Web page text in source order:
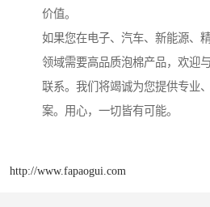
价值。
如果您在电子、汽车、新能源、
领域需要高品质泡棉产品，欢迎
联系。我们将竭诚为您提供专业
案。用心，一切皆有可能。
http://www.fapaogui.com